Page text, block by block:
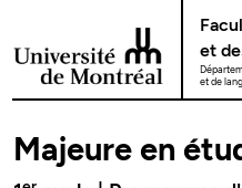
et
et de
Majeure en